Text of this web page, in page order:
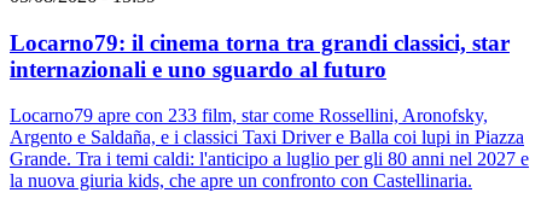
Locarno79: il cinema torna tra grandi classici, star
internazionali e uno sguardo al futuro
Locarno79 apre con 233 film, star come Rossellini, Aronofsky,
Argento e Saldaña, e i classici Taxi Driver e Balla coi lupi in Piazza
Grande. Tra i temi caldi: l'anticipo a luglio per gli 80 anni nel 2027 e
la nuova giuria kids, che apre un confronto con Castellinaria.